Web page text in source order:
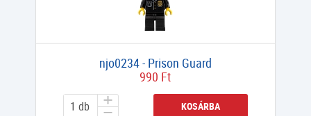
njo0234 - Prison Guard
990 Ft
KOSÁRBA